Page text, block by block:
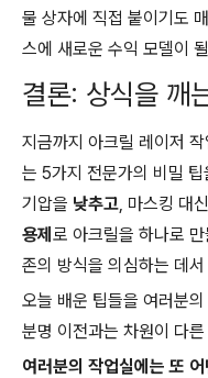
물 상자에 직접 붙이기도
스에 새로운 수익 모델이
결론: 상식을 깨
지금까지 아크릴 레이저
는 5가지 전문가의 비밀
기압을 낮추고, 마스킹 대신
용제 로 아크릴을 하나로
존의 방식을 의심하는 데
오늘 배운 팁들을 여러분
분명 이전과는 차원이 다
여러분의 작업실에는 또